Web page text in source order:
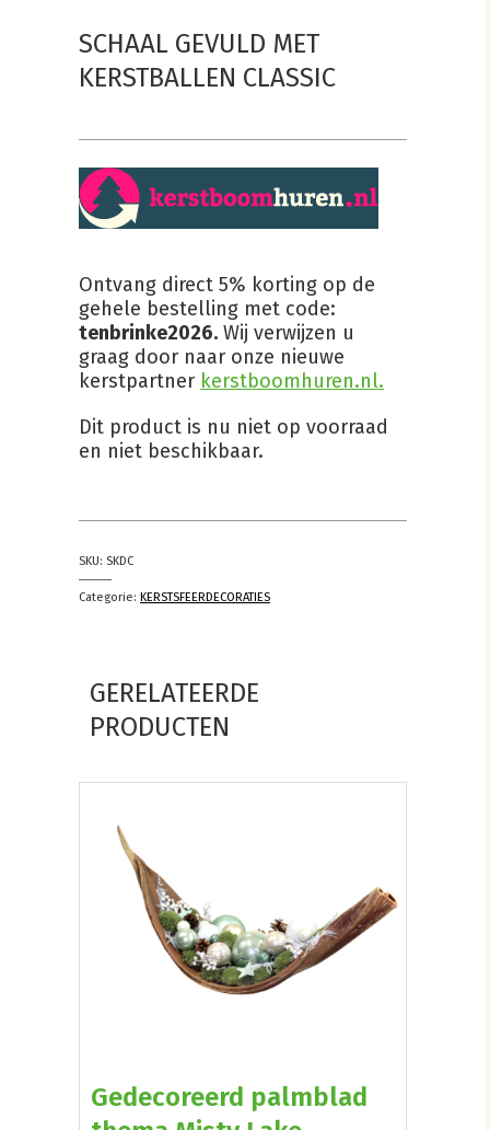
SCHAAL GEVULD MET
KERSTBALLEN CLASSIC
Ontvang direct 5% korting op de
gehele bestelling met code:
tenbrinke2026. Wij verwijzen u
graag door naar onze nieuwe
kerstpartner kerstboomhuren.nl.
Dit product is nu niet op voorraad
en niet beschikbaar.
SKU: SKDC
Categorie: KERSTSFEERDECORATIES
GERELATEERDE
PRODUCTEN
Gedecoreerd palmblad